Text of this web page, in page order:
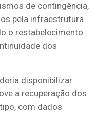
de contingência,
pela infraestrutura
o restabelecimento
dos
disponibilizar
a recuperação dos
com dados